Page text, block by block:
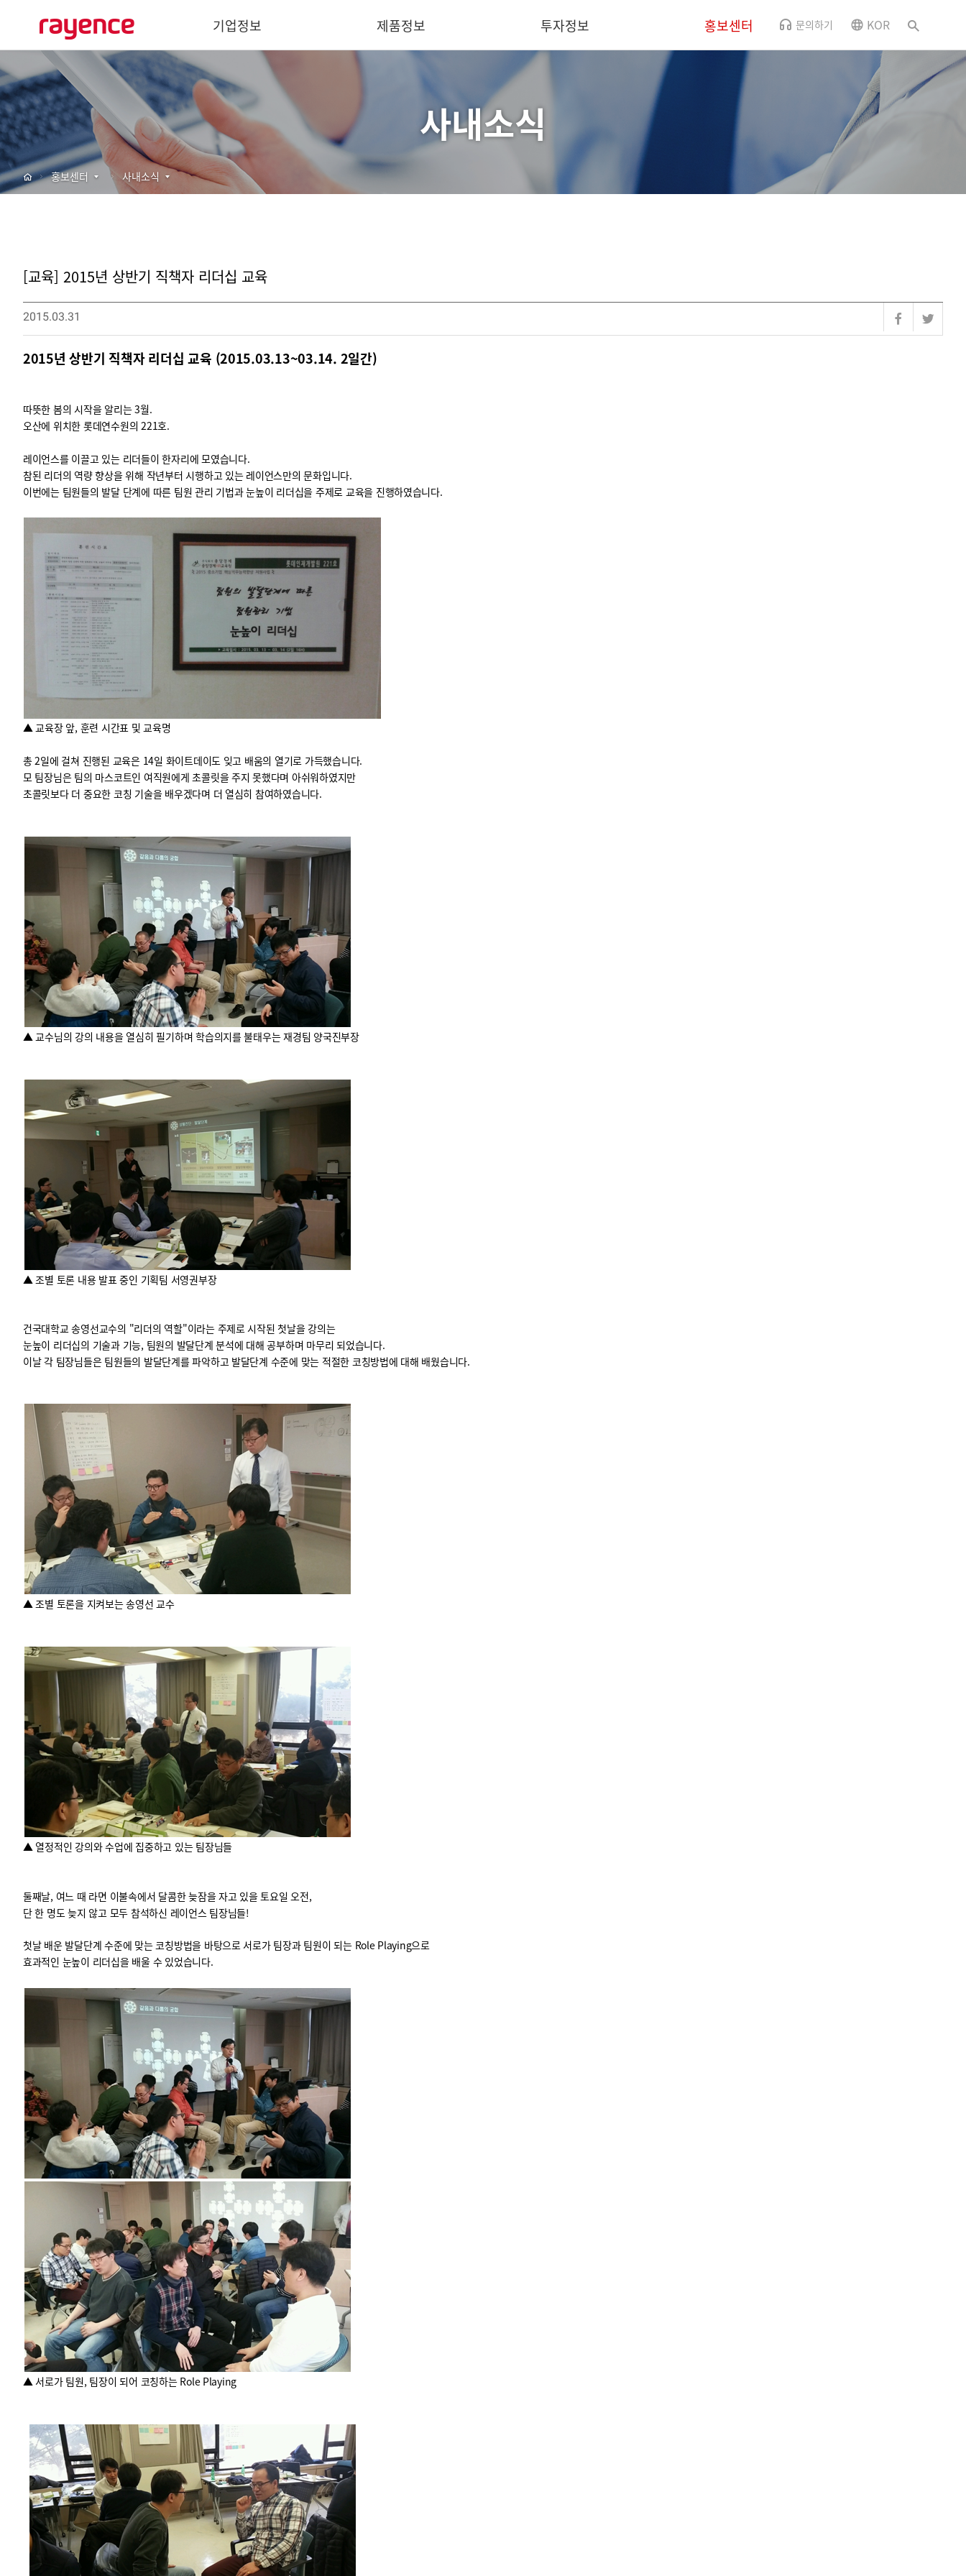
기업정보
기업개요
경영이념
사회공헌
주요연혁
글로벌 네트워크
제품정보
덴탈용
동물용
투자정보 홍보센터
뉴스
오시는 길
문의하기 KOR
사내소식
홍보센터 사내소식
[교육] 2015년 상반기 직책자 리더십 교육
2015.03.31
2015년 상반기 직책자 리더십 교육 (2015.03.13~03.14. 2일간)
따뜻한 봄의 시작을 알리는 3월.
오산에 위치한 롯데연수원의 221호.
레이언스를 이끌고 있는 리더들이 한자리에 모였습니다.
참된 리더의 역량 향상을 위해 작년부터 시행하고 있는 레이언스만의 문화입니다.
이번에는 팀원들의 발달 단계에 따른 팀원 관리 기법과 눈높이 리더십을 주제로 교육을 진행하였습니다.
▲ 교육장 앞, 훈련 시간표 및 교육명
총 2일에 걸쳐 진행된 교육은 14일 화이트데이도 잊고 배움의 열기로 가득했습니다.
모 팀장님은 팀의 마스코트인 여직원에게 초콜릿을 주지 못했다며 아쉬워하였지만
초콜릿보다 더 중요한 코칭 기술을 배우겠다며 더 열심히 참여하였습니다.
▲ 교수님의 강의 내용을 열심히 필기하며 학습의지를 불태우는 재경팀 양국진부장
▲ 조별 토론 내용 발표 중인 기획팀 서영권부장
건국대학교 송영선교수의 "리더의 역할"이라는 주제로 시작된 첫날을 강의는
눈높이 리더십의 기술과 기능, 팀원의 발달단계 분석에 대해 공부하며 마무리 되었습니다.
이날 각 팀장님들은 팀원들의 발달단계를 파악하고 발달단계 수준에 맞는 적절한 코칭방법에 대해 배웠습니다.
▲ 조별 토론을 지켜보는 송영선 교수
▲ 열정적인 강의와 수업에 집중하고 있는 팀장님들
둘째날, 여느 때 라면 이불속에서 달콤한 늦잠을 자고 있을 토요일 오전,
단 한 명도 늦지 않고 모두 참석하신 레이언스 팀장님들!
첫날 배운 발달단계 수준에 맞는 코칭방법을 바탕으로 서로가 팀장과 팀원이 되는 Role Playing으로
효과적인 눈높이 리더십을 배울 수 있었습니다.
▲ 서로가 팀원, 팀장이 되어 코칭하는 Role Playing